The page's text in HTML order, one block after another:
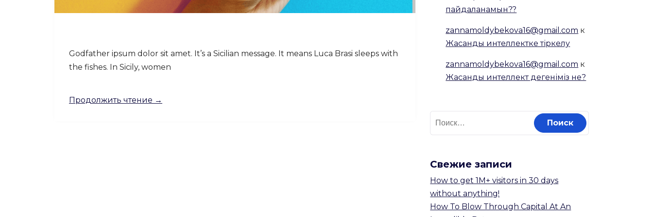
Godfather ipsum dolor sit amet. It’s a Sicilian message. It means Luca Brasi sleeps with
the fishes. In Sicily, women
Продолжить чтение →
пайдаланамын??
zannamoldybekova16@gmail.com к
Жасанды интеллектке тіркелу
zannamoldybekova16@gmail.com к
Жасанды интеллект дегеніміз не?
Свежие записи
How to get 1M+ visitors in 30 days
without anything!
How To Blow Through Capital At An